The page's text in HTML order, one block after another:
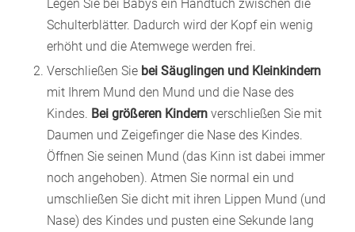
Legen Sie bei Babys ein Handtuch zwischen die
Schulterblätter. Dadurch wird der Kopf ein wenig
erhöht und die Atemwege werden frei.
Verschließen Sie bei Säuglingen und Kleinkindern
mit Ihrem Mund den Mund und die Nase des
Kindes. Bei größeren Kindern verschließen Sie mit
Daumen und Zeigefinger die Nase des Kindes.
Öffnen Sie seinen Mund (das Kinn ist dabei immer
noch angehoben). Atmen Sie normal ein und
umschließen Sie dicht mit ihren Lippen Mund (und
Nase) des Kindes und pusten eine Sekunde lang